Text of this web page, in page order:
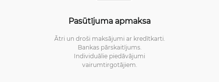
Pasūtījuma apmaksa
Ātri un droši maksājumi ar kredītkarti.
Bankas pārskaitījums.
Individuālie piedāvājumi
vairumtirgotājiem.